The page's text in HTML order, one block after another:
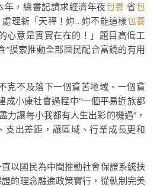
，總書記請求經濟年夜包養 省包
理新「天秤！妳…妳不能這樣包養
心意是實實在在的！」題目高低工
“摸索推動全部國民配合富饒的有用
克不及落下一個貧苦地域、一個貧
成小康社會過程中“一個平易近族都
力讓每小我都有人生出彩的機遇”，
支出差距，讓區域、行業成長更和
以國民為中間推動社會保證系統扶
的理念融進政策實行，從軌制完美